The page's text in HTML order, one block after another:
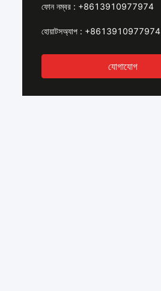
ফোন নম্বর : +8613910977974
হোয়াটসঅ্যাপ : +8613910977974
যোগাযোগ